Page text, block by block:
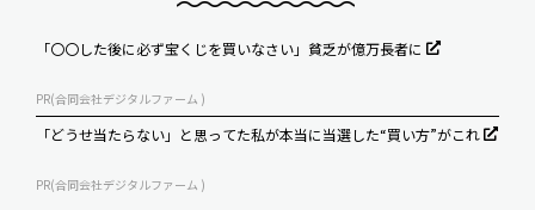
「〇〇した後に必ず宝くじを買いなさい」貧乏が億万長者に
PR(合同会社デジタルファーム )
「どうせ当たらない」と思ってた私が本当に当選した“買い方”がこれ
PR(合同会社デジタルファーム )